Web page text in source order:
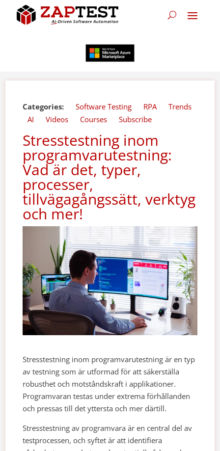
Categories: Software Testing RPA
Trends
AI
Videos Courses Subscribe
Stresstestning inom
programvarutestning:
Vad är det, typer,
processer,
tillvägagångssätt, verktyg
och mer!
Stresstestning inom programvarutestning är en typ
av testning som är utformad för att säkerställa
robusthet och motståndskraft i applikationer.
Programvaran testas under extrema förhållanden
och pressas till det yttersta och mer därtill.
Stresstestning av programvara är en central del av
testprocessen, och syftet är att identifiera